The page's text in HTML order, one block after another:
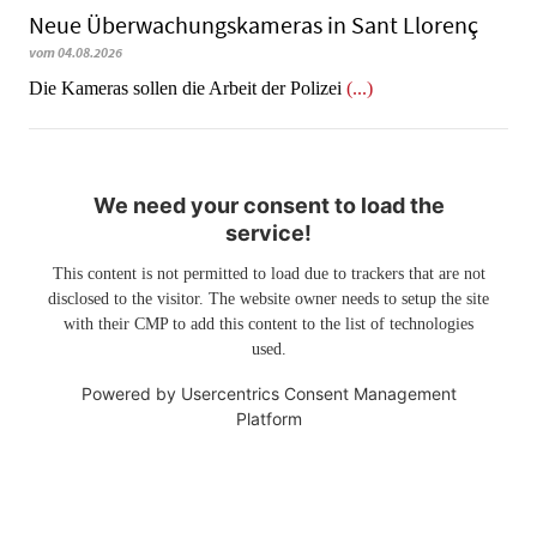
Neue Überwachungskameras in Sant Llorenç
vom 04.08.2026
​​​​​​​Die Kameras sollen die Arbeit der Polizei (...)
We need your consent to load the
service!
This content is not permitted to load due to trackers that are not
disclosed to the visitor. The website owner needs to setup the site
with their CMP to add this content to the list of technologies
used.
Powered by Usercentrics Consent Management
Platform